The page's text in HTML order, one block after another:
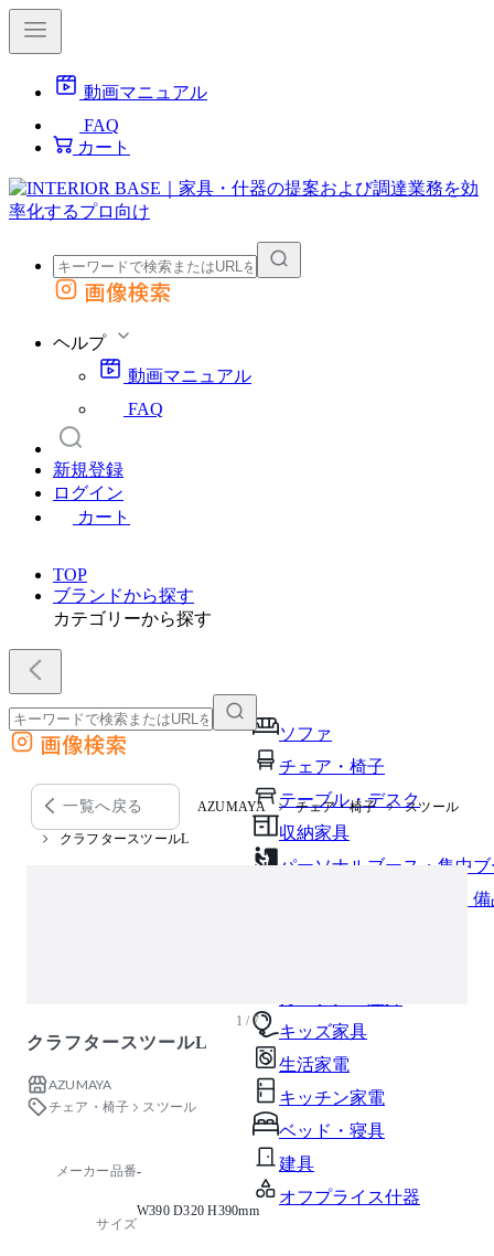
動画マニュアル
FAQ
カート
外部サイトの商品をカートに追加
画像検索
ヘルプ
動画マニュアル
FAQ
新規登録
ログイン
カート
TOP
ブランドから探す
カテゴリーから探す
ソファ
チェア・椅子
テーブル・デスク
収納家具
パーソナルブース・集中
オフィスアクセサリー・
キッズ家具
生活家電
キッチン家電
ベッド・寝具
建具
オフプライス什器
外部サイトの商品をカートに追加
他のサイトで見つけた商品ページのURLを貼り付けて、カートに追加できます
画像検索
一覧へ戻る AZUMAYA チェア・椅子 スツール
クラフタースツールL
1 / 7
クラフタースツールL
AZUMAYA
チェア・椅子
スツール
メーカー品番-
サイズ
W390 D320 H390mm